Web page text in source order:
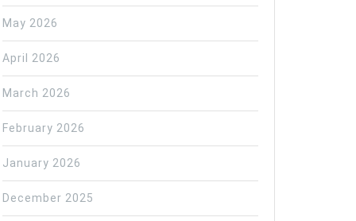
May 2026
April 2026
March 2026
February 2026
January 2026
December 2025